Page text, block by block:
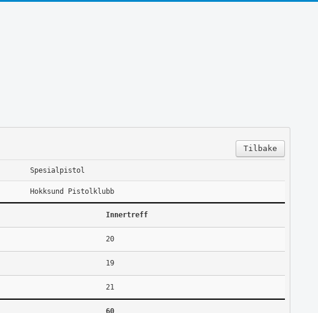
Tilbake
Spesialpistol
Hokksund Pistolklubb
Innertreff
20
19
21
60